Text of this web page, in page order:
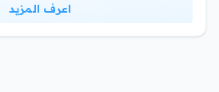
اعرف المزيد